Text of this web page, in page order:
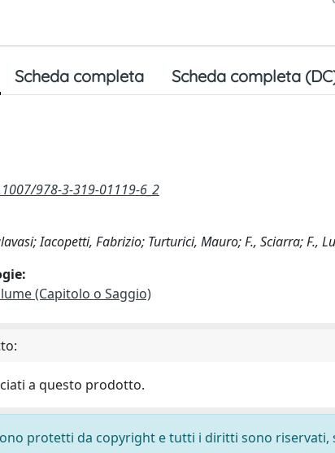
Scheda completa Scheda completa
978-3-319-01119-6_2
Iacopetti, Fabrizio; Turturici, Mauro; F., Sciarra; F.,
(Capitolo o Saggio)
a questo prodotto.
protetti da copyright e tutti i diritti sono riservati,